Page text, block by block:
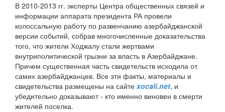
В 2010-2013 гг. эксперты Центра общественных связей и
информации аппарата президента РА провели
колоссальную работу по развенчанию азербайджанской
версии событий, собрав многочисленные доказательства
того, что жители Ходжалу стали жертвами
внутриполитической грызни за власть в Азербайджане.
Причем существенная часть свидетельств исходила от
самих азербайджанцев. Все эти факты, материалы и
свидетельства размещены на сайте xocali.net, и
убедительно доказывают - кто именно виновен в смерти
жителей поселка.